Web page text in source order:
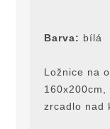
Barva: bílá
Ložnice na
160x200cm,
zrcadlo nad